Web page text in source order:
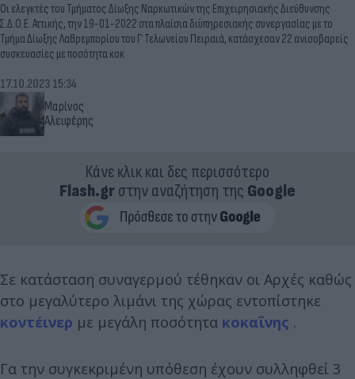
Οι ελεγκτές του Τμήματος Δίωξης Ναρκωτικών της Επιχειρησιακής Διεύθυνσης
Σ.Δ.Ο.Ε. Αττικής, την 19-01-2022 στα πλαίσια διϋπηρεσιακής συνεργασίας με το
Τμήμα Δίωξης Λαθρεμπορίου του Γ΄ Τελωνείου Πειραιά, κατάσχεσαν 22 ανισοβαρείς
συσκευασίες με ποσότητα κοκ
Μαρίνος
Αλειφέρης
17.10.2023 15:34
Κάνε κλικ και δες περισσότερο
Flash.grστην αναζήτηση της Google
Σε κατάσταση συναγερμού τέθηκαν οι Αρχές καθώς
στο μεγαλύτερο λιμάνι της χώρας εντοπίστηκε
κοντέινερ με μεγάλη ποσότητα κοκαΐνης .
Γα την συγκεκριμένη υπόθεση έχουν συλληφθεί 3